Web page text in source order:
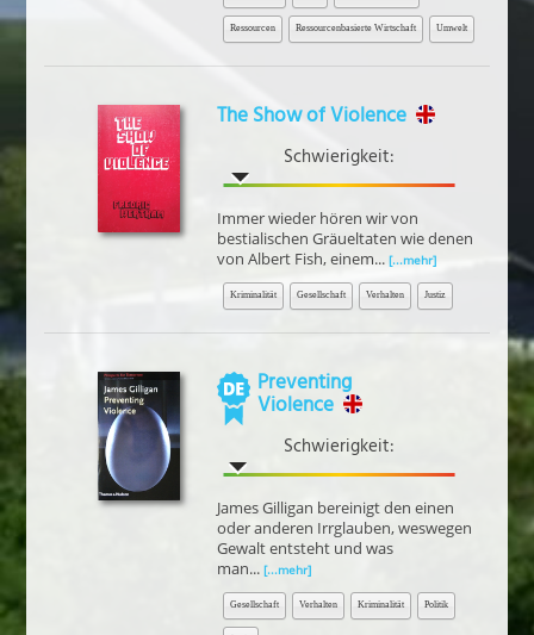
Ressourcen Ressourcenbasierte Wirtschaft Umwelt
The Show of Violence
Schwierigkeit:
Immer wieder hören wir von
bestialischen Gräueltaten wie denen
von Albert Fish, einem... [...mehr]
Kriminalität Gesellschaft Verhalten Justiz
Preventing
Violence
Schwierigkeit:
James Gilligan bereinigt den einen
oder anderen Irrglauben, weswegen
Gewalt entsteht und was
man... [...mehr]
Gesellschaft Verhalten Kriminalität Politik